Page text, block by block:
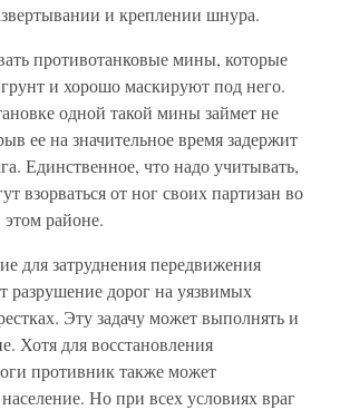
и креплении шнура.
противотанковые мины, которые
и хорошо маскируют под него.
одной такой мины займет не
ее на значительное время задержит
Единственное, что надо учитывать,
взорваться от ног своих партизан во
районе.
для затруднения передвижения
разрушение дорог на уязвимых
Эту задачу может выполнять и
Хотя для восстановления
противник также может
население. Но при всех условиях враг